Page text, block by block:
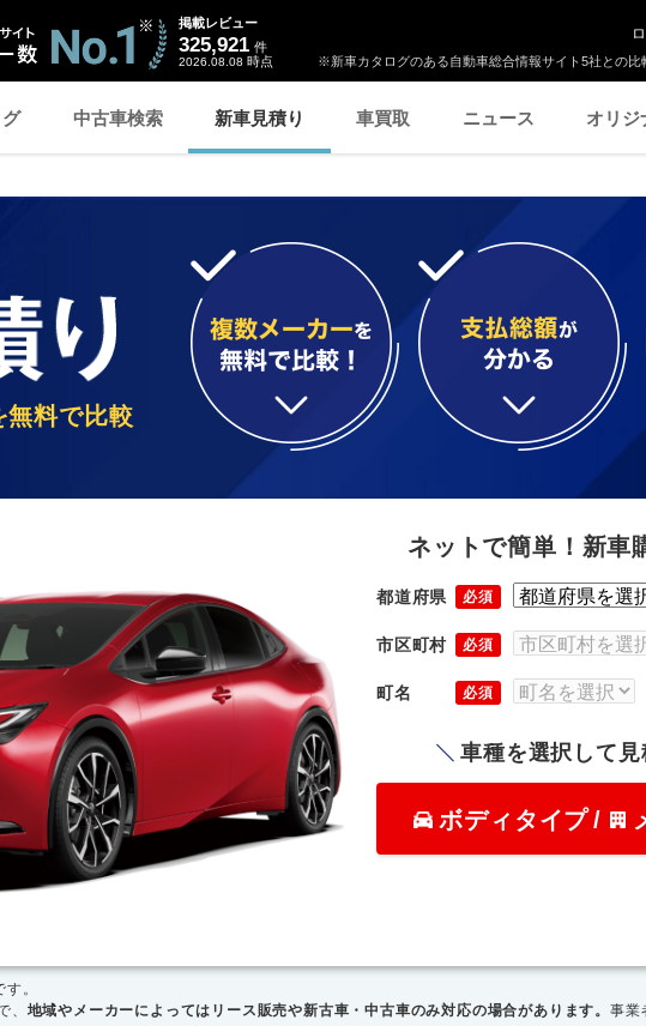
※新車カタログのある自動車総合情報サイト5社との比
掲載レビュー
325,921 件
2026.08.08 時点
中古車検索 新車見積り 車買取 ニュース オリジ
無料で比較
ネットで簡単！新車
都道府県 必須
市区町村 必須
町名 必須
車種を選択して見
ボディタイプ/
。
、 地域やメーカーによってはリース販売や新古車・中古車のみ対応の場合があります。事業